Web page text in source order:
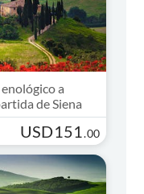
a
de Siena
USD151 .00